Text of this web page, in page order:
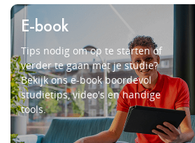
E-book
Tips nodig om op te starten of
verder te gaan met je studie?
Bekijk ons e-book boordevol
studietips, video's en handige
tools.